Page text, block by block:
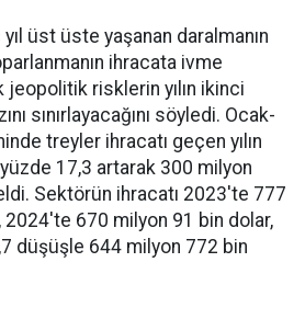
üst üste yaşanan daralma­nın
ihracata ivme
jeopolitik riskle­rin yılın ikinci
sınırlayacağını söyledi. Ocak-
treyler ihracatı geçen yılın
17,3 artarak 300 milyon
Sektörün ihracatı 2023'te 777
2024'te 670 milyon 91 bin dolar,
düşüşle 644 milyon 772 bin